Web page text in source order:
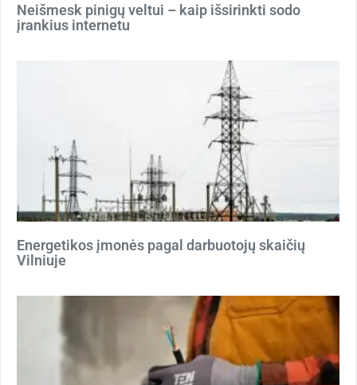
Neišmesk pinigų veltui – kaip išsirinkti sodo
įrankius internetu
Energetikos įmonės pagal darbuotojų skaičių
Vilniuje